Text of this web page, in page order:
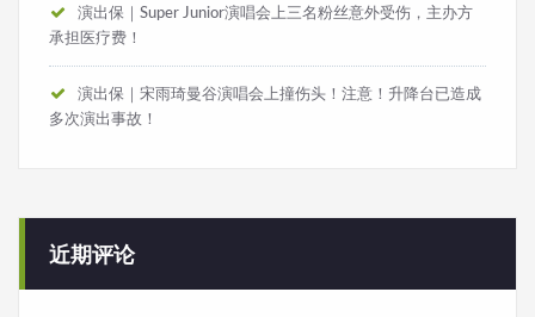
演出保｜Super Junior演唱会上三名粉丝意外受伤，主办方
承担医疗费！
演出保｜宋雨琦曼谷演唱会上撞伤头！注意！升降台已造成
多次演出事故！
近期评论